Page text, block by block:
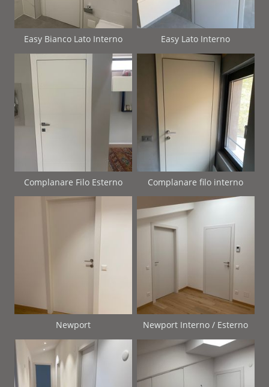
Easy Bianco Lato Interno Easy Lato Interno
Complanare Filo Esterno Complanare filo interno
Newport Newport Interno / Esterno